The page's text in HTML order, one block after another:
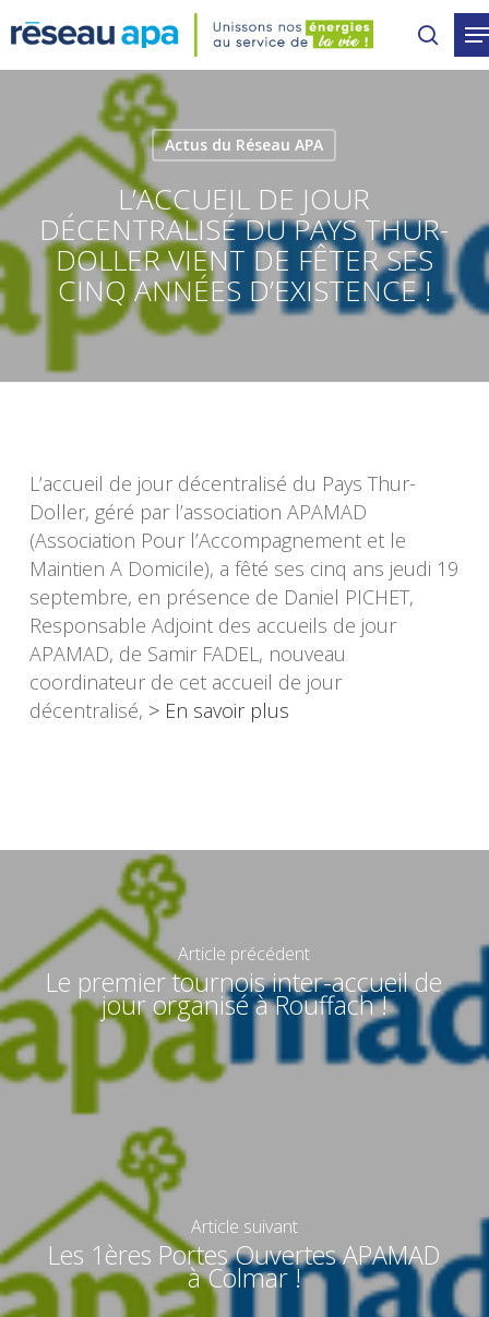
to
main
Actus du Réseau APA
L’ACCUEIL DE JOUR
DÉCENTRALISÉ DU PAYS THUR-
DOLLER VIENT DE FÊTER SES
CINQ ANNÉES D’EXISTENCE !
L’accueil de jour décentralisé du Pays Thur-
Doller, géré par l’association APAMAD
(Association Pour l’Accompagnement et le
Maintien A Domicile), a fêté ses cinq ans jeudi 19
septembre, en présence de Daniel PICHET,
Responsable Adjoint des accueils de jour
APAMAD, de Samir FADEL, nouveau
coordinateur de cet accueil de jour
décentralisé, > En savoir plus
Article précédent
Le premier tournois inter-accueil de
jour organisé à Rouffach !
Article suivant
Les 1ères Portes Ouvertes APAMAD
à Colmar !